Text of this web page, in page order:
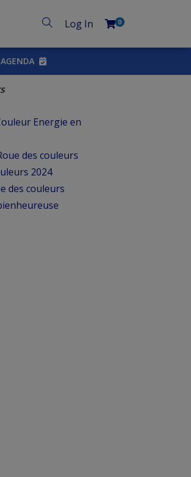
Log In 0
AGENDA
Energie en
des couleurs
2024
des couleurs